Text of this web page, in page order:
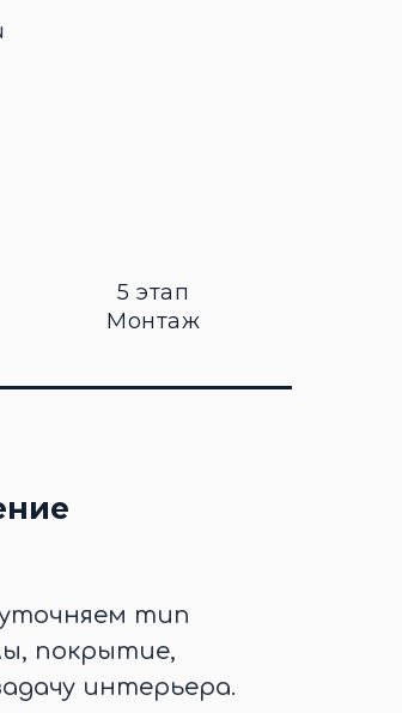
5 этап
Монтаж
тип
покрытие,
интерьера.